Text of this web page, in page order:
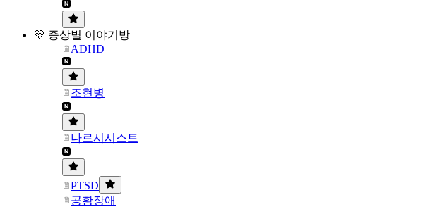
💛 증상별 이야기방
ADHD
조현병
나르시시스트
PTSD
공황장애